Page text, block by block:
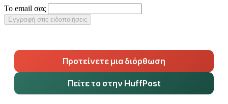
Το email σας
Εγγραφή στις ειδοποιήσεις
Προτείνετε μια διόρθωση
Πείτε το στην HuffPost